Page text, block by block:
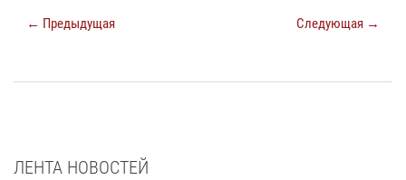
← Предыдущая Следующая →
ЛЕНТА НОВОСТЕЙ